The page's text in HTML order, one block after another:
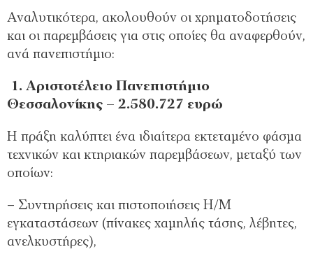
Αναλυτικότερα, ακολουθούν οι χρηματοδοτήσεις
και οι παρεμβάσεις για στις οποίες θα αναφερθούν,
ανά πανεπιστήμιο:
1. Αριστοτέλειο Πανεπιστήμιο
Θεσσαλονίκης – 2.580.727 ευρώ
Η πράξη καλύπτει ένα ιδιαίτερα εκτεταμένο φάσμα
τεχνικών και κτηριακών παρεμβάσεων, μεταξύ των
οποίων:
– Συντηρήσεις και πιστοποιήσεις Η/Μ
εγκαταστάσεων (πίνακες χαμηλής τάσης, λέβητες,
ανελκυστήρες),